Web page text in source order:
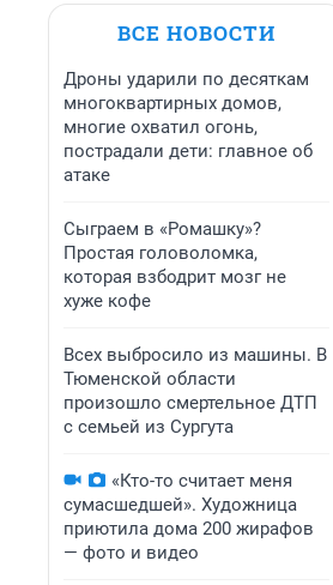
ВСЕ НОВОСТИ
Дроны ударили по десяткам
многоквартирных домов,
многие охватил огонь,
пострадали дети: главное об
атаке
Сыграем в «Ромашку»?
Простая головоломка,
которая взбодрит мозг не
хуже кофе
Всех выбросило из машины. В
Тюменской области
произошло смертельное ДТП
с семьей из Сургута
«Кто-то считает меня
сумасшедшей». Художница
приютила дома 200 жирафов
— фото и видео